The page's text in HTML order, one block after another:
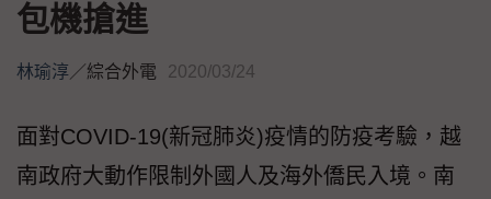
包機搶進
林瑜淳／綜合外電 2020/03/24
面對COVID-19(新冠肺炎)疫情的防疫考驗，越
南政府大動作限制外國人及海外僑民入境。南